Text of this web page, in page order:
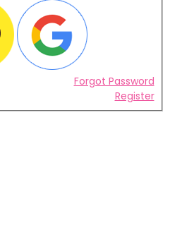
Forgot Password
Register